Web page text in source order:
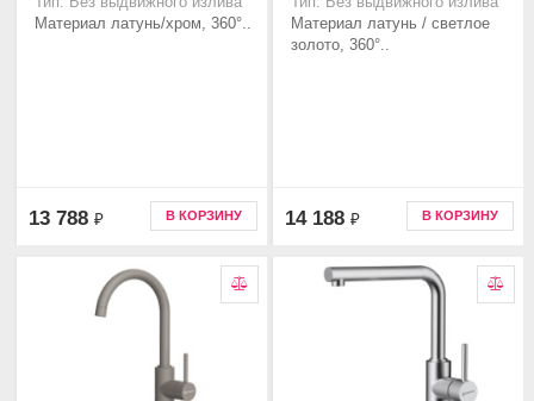
Материал латунь/хром, 360°..
13 788 ₽ В КОРЗИНУ
Материал латунь / светлое
золото, 360°..
14 188 ₽ В КОРЗИНУ